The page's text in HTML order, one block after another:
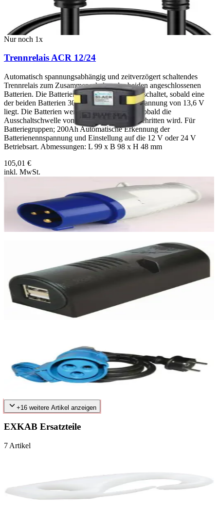
USB 3.0, Verlängerungskabel für Armaturenbrett Länge 1m
inkl. MwSt.
Nur noch 1x
Trennrelais ACR 12/24
Automatisch spannungsabhängig und zeitverzögert schaltendes
Trennrelais zum Zusammenschalten der beiden angeschlossenen
Batterien. Die Batterien werden zusammengeschaltet, sobald eine
der beiden Batterien 30 s über der Einschaltspannung von 13,6 V
liegt. Die Batterien werden wieder getrennt, sobald die
Ausschaltschwelle von 12,4 V für 10s unterschritten wird. Für
Batteriegruppen; 200Ah Automatische Erkennung der
Batterienennspannung und Einstellung auf die 12 V oder 24 V
Betriebsart. Abmessungen: L 99 x B 98 x H 48 mm
105,01 €
inkl. MwSt.
CEE-Stecker
5,00 €
inkl. MwSt.
USB-Doppel-Ladesteckdose Aufbau
USB Doppel Aufbausteckdose DC 12/24V Ausgang: DC 5V 2 x
2500mA Abmessungen L 85 x B 34 x H 33 mm
19,00 €
inkl. MwSt.
CEE-Adapterkabel / Schukostecker
Schukostecker/CEEKupplungAdapterKabel Länge 1,5 m
+16 weitere Artikel anzeigen
EXKAB Ersatzteile
7 Artikel
inkl. MwSt.